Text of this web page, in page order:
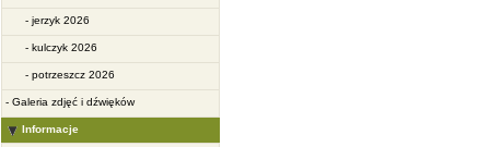
- jerzyk 2026
- kulczyk 2026
- potrzeszcz 2026
- Galeria zdjęć i dźwięków
Informacje